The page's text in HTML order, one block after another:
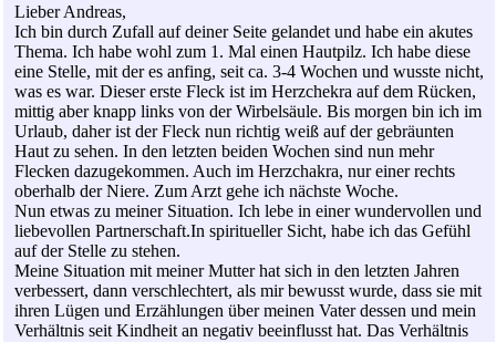
Lieber Andreas,
Ich bin durch Zufall auf deiner Seite gelandet und habe ein akutes
Thema. Ich habe wohl zum 1. Mal einen Hautpilz. Ich habe diese
eine Stelle, mit der es anfing, seit ca. 3-4 Wochen und wusste nicht,
was es war. Dieser erste Fleck ist im Herzchekra auf dem Rücken,
mittig aber knapp links von der Wirbelsäule. Bis morgen bin ich im
Urlaub, daher ist der Fleck nun richtig weiß auf der gebräunten
Haut zu sehen. In den letzten beiden Wochen sind nun mehr
Flecken dazugekommen. Auch im Herzchakra, nur einer rechts
oberhalb der Niere. Zum Arzt gehe ich nächste Woche.
Nun etwas zu meiner Situation. Ich lebe in einer wundervollen und
liebevollen Partnerschaft.In spiritueller Sicht, habe ich das Gefühl
auf der Stelle zu stehen.
Meine Situation mit meiner Mutter hat sich in den letzten Jahren
verbessert, dann verschlechtert, als mir bewusst wurde, dass sie mit
ihren Lügen und Erzählungen über meinen Vater dessen und mein
Verhältnis seit Kindheit an negativ beeinflusst hat. Das Verhältnis